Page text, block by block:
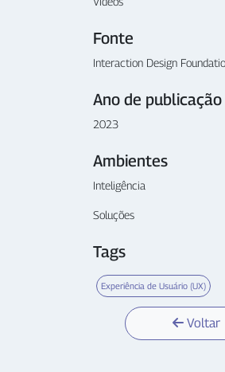
Fonte
Interaction Design
Ano de publicação
2023
Ambientes
Inteligência
Soluções
Tags
Experiência de Usuário (UX)
Voltar